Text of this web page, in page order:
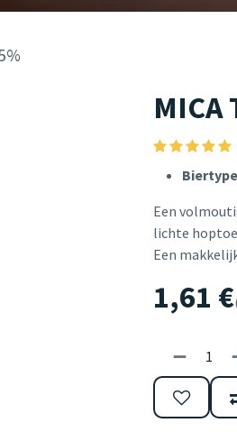
MICA
Biertype
Een
lichte
Een
1,61 €